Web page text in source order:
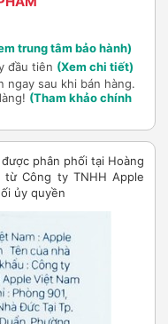
trung tâm bảo hành)
đầu tiên (Xem chi tiết)
ngay sau khi bán hàng.
(Tham khảo chính
phân phối tại Hoàng
Công ty TNHH Apple
ủy quyền